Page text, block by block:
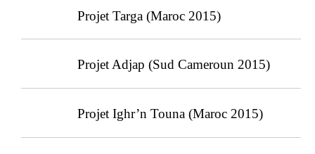
Projet Targa (Maroc 2015)
Projet Adjap (Sud Cameroun 2015)
Projet Ighr’n Touna (Maroc 2015)